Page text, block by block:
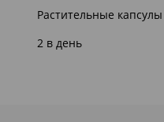
Растительные капсулы
2 в день